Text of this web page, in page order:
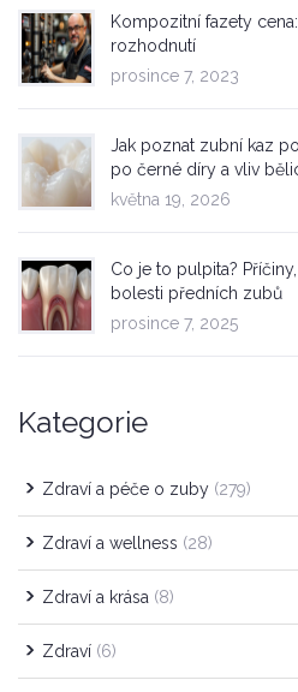
Kompozitní fazety
rozhodnutí
prosince 7, 2023
Jak poznat zubní kaz
po černé díry a vliv
května 19, 2026
Co je to pulpita?
bolesti předních zubů
prosince 7, 2025
Kategorie
Zdraví a péče o zuby (279)
Zdraví a wellness (28)
Zdraví a krása (8)
Zdraví (6)